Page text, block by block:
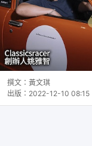
撰文： 黃文琪
出版： 2022-12-10 08:15